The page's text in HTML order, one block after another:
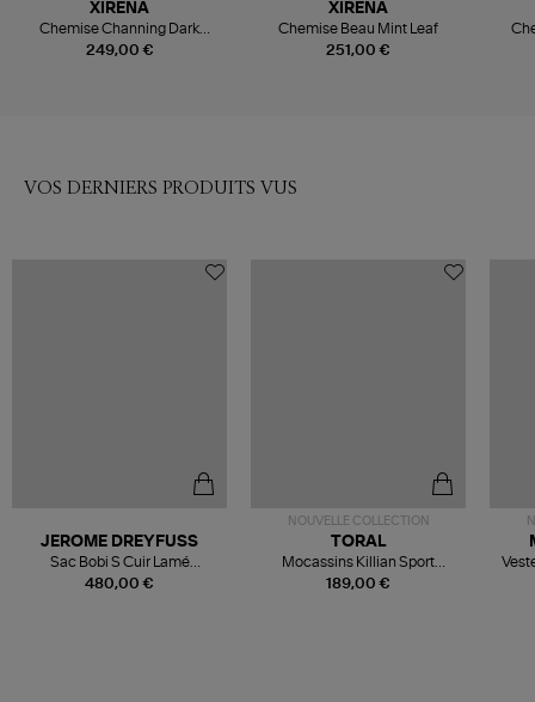
249,00 €
XIRENA
Chemise Channing Dark
Seagrass
251,00 €
XIRENA
Chemise Beau Mint Leaf
VOS DERNIERS PRODUITS VUS
480,00 €
JEROME DREYFUSS
Sac Bobi S Cuir Lamé
Champagne
NOUVELLE COLLECTION
189,00 €
TORAL
Mocassins Killian Sport
Mousse